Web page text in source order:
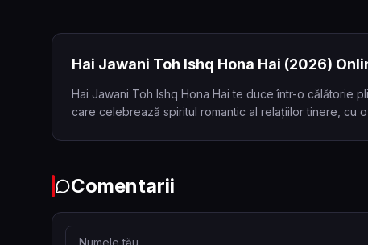
Hai Jawani Toh Ishq Hona Hai (2026)
Hai Jawani Toh Ishq Hona Hai te duce într-o călătorie
care celebrează spiritul romantic al relațiilor tinere, cu
Comentarii